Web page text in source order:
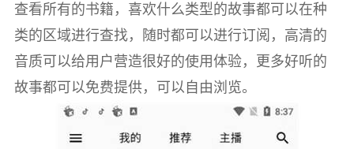
查看所有的书籍，喜欢什么类型的故事都可以在种
类的区域进行查找，随时都可以进行订阅，高清的
音质可以给用户营造很好的使用体验，更多好听的
故事都可以免费提供，可以自由浏览。